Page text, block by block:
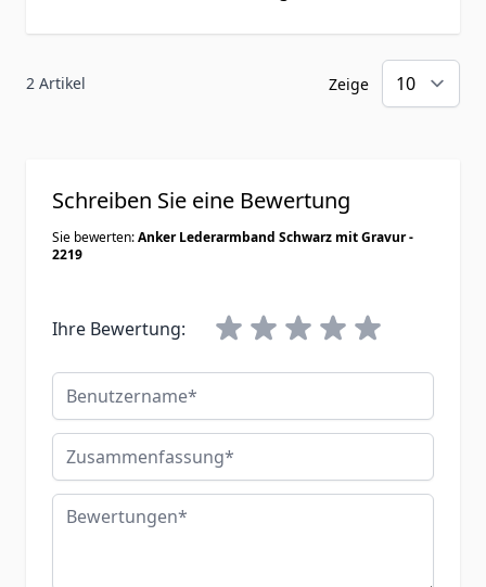
2 Artikel Zeige
Schreiben Sie eine Bewertung
Sie bewerten:Anker Lederarmband Schwarz mit Gravur -
2219
Ihre Bewertung:
Benutzername
Zusammenfassung
Bewertungen